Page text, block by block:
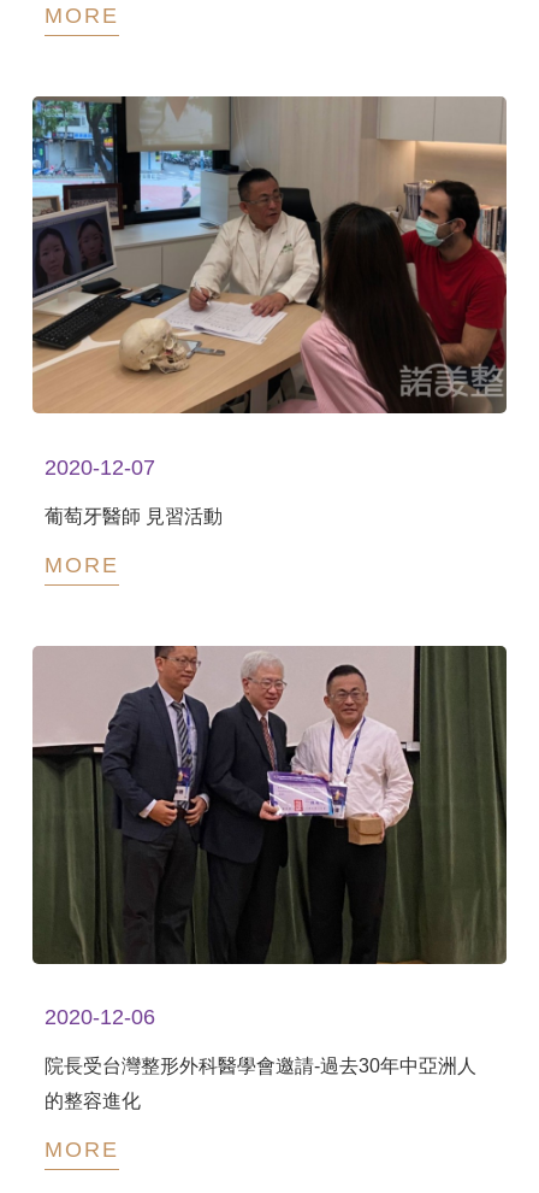
MORE
2020-12-07
葡萄牙醫師 見習活動
MORE
2020-12-06
院長受台灣整形外科醫學會邀請-過去30年中亞洲人
的整容進化
MORE